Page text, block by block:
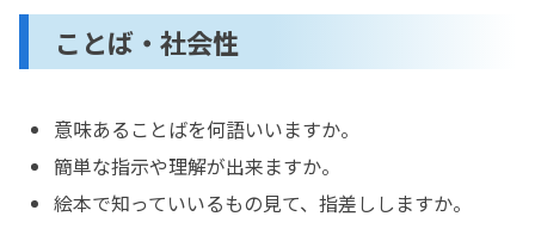
ことば・社会性
意味あることばを何語いいますか。
簡単な指示や理解が出来ますか。
絵本で知っていいるもの見て、指差ししますか。